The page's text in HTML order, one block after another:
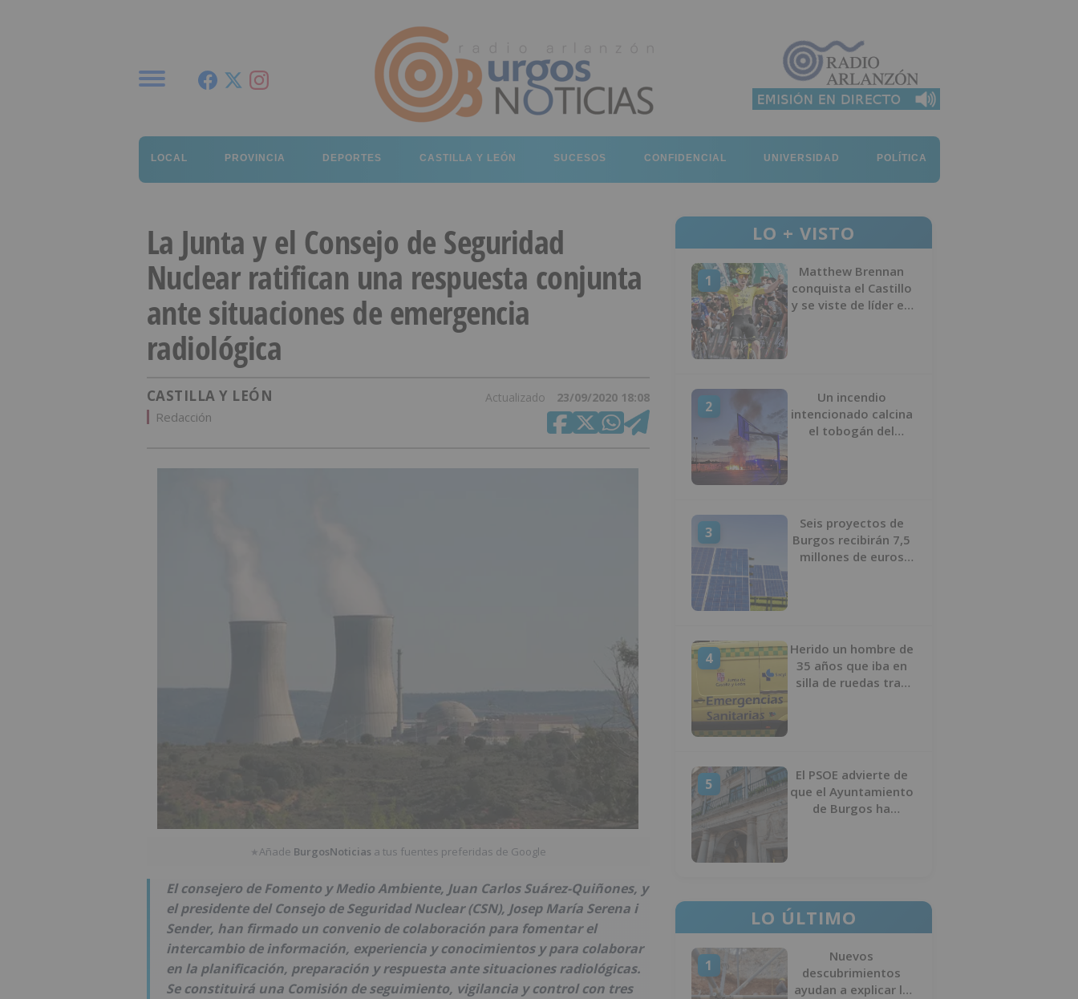
LOCAL PROVINCIA DEPORTES CASTILLA Y LEÓN SUCESOS CONFIDENCIAL UNIVERSIDAD POLÍTICA
La Junta y el Consejo de Seguridad
Nuclear ratifican una respuesta conjunta
ante situaciones de emergencia
radiológica
CASTILLA Y LEÓN Actualizado 23/09/2020 18:08
Redacción
★Añade BurgosNoticias a tus fuentes preferidas de Google
El consejero de Fomento y Medio Ambiente, Juan Carlos Suárez-Quiñones, y
el presidente del Consejo de Seguridad Nuclear (CSN), Josep María Serena i
Sender, han firmado un convenio de colaboración para fomentar el
intercambio de información, experiencia y conocimientos y para colaborar
en la planificación, preparación y respuesta ante situaciones radiológicas.
Se constituirá una Comisión de seguimiento, vigilancia y control con tres
LO + VISTO
1
Matthew Brennan
conquista el Castillo
y se viste de líder en
2
Un incendio
intencionado calcina
el tobogán del
3
Seis proyectos de
Burgos recibirán 7,5
millones de euros
4
Herido un hombre de
35 años que iba en
silla de ruedas tras
5
El PSOE advierte de
que el Ayuntamiento
de Burgos ha
LO ÚLTIMO
1
Nuevos
descubrimientos
ayudan a explicar la